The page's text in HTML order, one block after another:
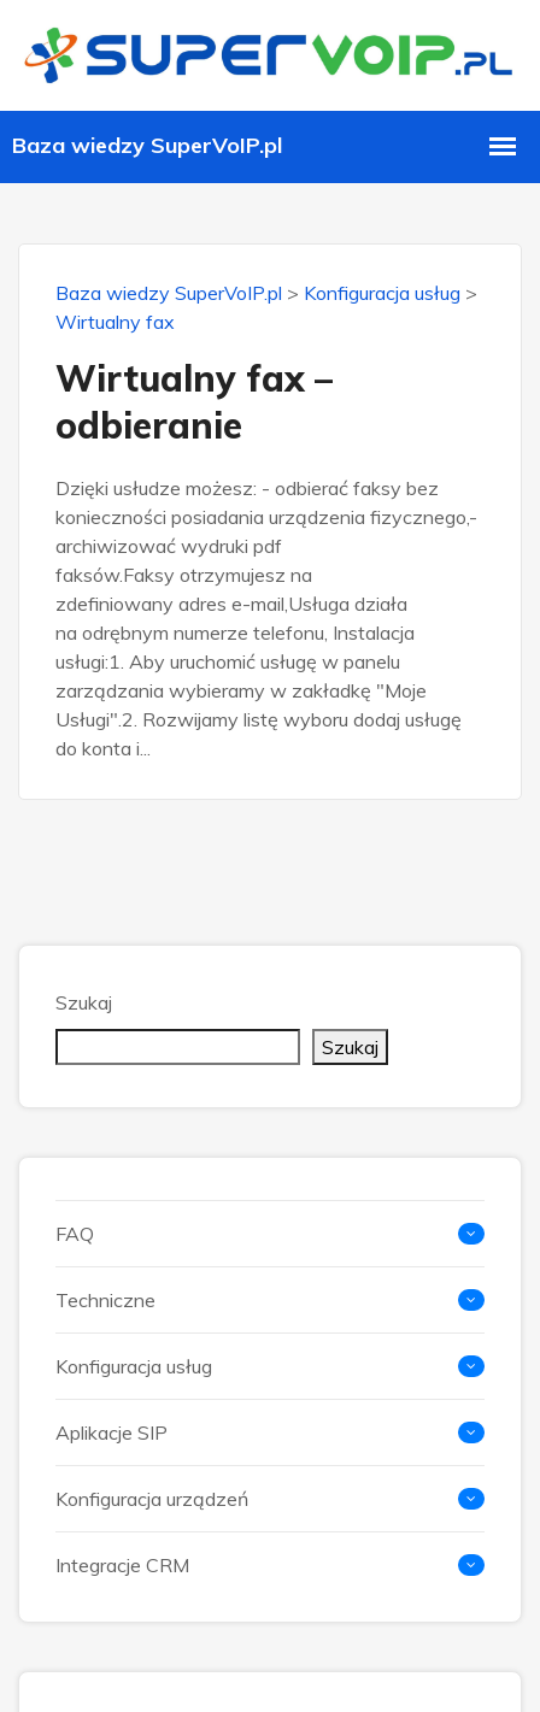
Baza wiedzy SuperVoIP.pl > Konfiguracja usług >
Wirtualny fax
Wirtualny fax –
odbieranie
Dzięki usłudze możesz: - odbierać faksy bez
konieczności posiadania urządzenia fizycznego,-
archiwizować wydruki pdf
faksów.Faksy otrzymujesz na
zdefiniowany adres e-mail,Usługa działa
na odrębnym numerze telefonu, Instalacja
usługi:1. Aby uruchomić usługę w panelu
zarządzania wybieramy w zakładkę "Moje
Usługi".2. Rozwijamy listę wyboru dodaj usługę
do konta i...
Szukaj
Szukaj
FAQ
Techniczne
Konfiguracja usług
Aplikacje SIP
Konfiguracja urządzeń
Integracje CRM